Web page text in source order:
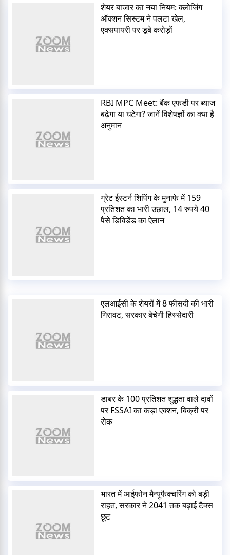
शेयर बाजार का नया नियम: क्लोजिंग
ऑक्शन सिस्टम ने पलटा खेल,
एक्सपायरी पर डूबे करोड़ों
RBI MPC Meet: बैंक एफडी पर ब्याज
बढ़ेगा या घटेगा? जानें विशेषज्ञों का क्या है
अनुमान
ग्रेट ईस्टर्न शिपिंग के मुनाफे में 159
प्रतिशत का भारी उछाल, 14 रुपये 40
पैसे डिविडेंड का ऐलान
एलआईसी के शेयरों में 8 फीसदी की भारी
गिरावट, सरकार बेचेगी हिस्सेदारी
डाबर के 100 प्रतिशत शुद्धता वाले दावों
पर FSSAI का कड़ा एक्शन, बिक्री पर
रोक
भारत में आईफोन मैन्युफैक्चरिंग को बड़ी
राहत, सरकार ने 2041 तक बढ़ाई टैक्स
छूट